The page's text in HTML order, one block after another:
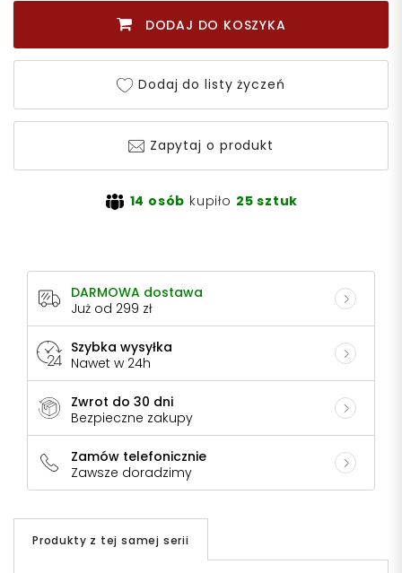
DODAJ DO KOSZYKA
Dodaj do listy życzeń
Zapytaj o produkt
14 osób kupiło 25 sztuk
DARMOWA dostawa
Już od 299 zł
Szybka wysyłka
Nawet w 24h
Zwrot do 30 dni
Bezpieczne zakupy
Zamów telefonicznie
Zawsze doradzimy
Produkty z tej samej serii